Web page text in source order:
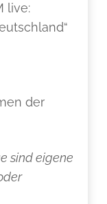
live:
der
sind eigene